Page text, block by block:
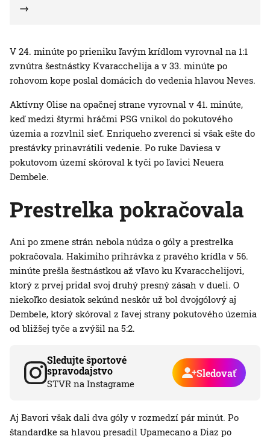
V 24. minúte po prieniku ľavým krídlom vyrovnal na 1:1
zvnútra šestnástky Kvaracchelija a v 33. minúte po
rohovom kope poslal domácich do vedenia hlavou Neves.
Aktívny Olise na opačnej strane vyrovnal v 41. minúte,
keď medzi štyrmi hráčmi PSG vnikol do pokutového
územia a rozvlnil sieť. Enriqueho zverenci si však ešte do
prestávky prinavrátili vedenie. Po ruke Daviesa v
pokutovom území skóroval k tyči po ľavici Neuera
Dembele.
Prestrelka pokračovala
Ani po zmene strán nebola núdza o góly a prestrelka
pokračovala. Hakimiho prihrávka z pravého krídla v 56.
minúte prešla šestnástkou až vľavo ku Kvaracchelijovi,
ktorý z prvej pridal svoj druhý presný zásah v dueli. O
niekoľko desiatok sekúnd neskôr už bol dvojgólový aj
Dembele, ktorý skóroval z ľavej strany pokutového územia
od bližšej tyče a zvýšil na 5:2.
Sledujte športové
spravodajstvo
STVR na Instagrame
Sledovať
Aj Bavori však dali dva góly v rozmedzí pár minút. Po
štandardke sa hlavou presadil Upamecano a Diaz po